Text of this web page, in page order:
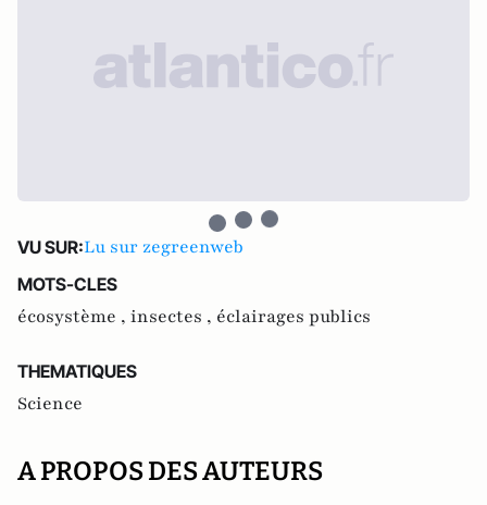
VU SUR:Lu sur zegreenweb
MOTS-CLES
écosystème , insectes , éclairages publics
THEMATIQUES
Science
A PROPOS DES AUTEURS